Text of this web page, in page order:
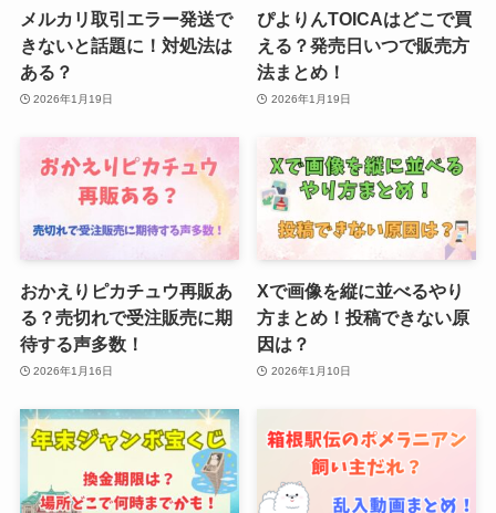
メルカリ取引エラー発送で
きないと話題に！対処法は
ある？
2026年1月19日
ぴよりんTOICAはどこで買
える？発売日いつで販売方
法まとめ！
2026年1月19日
おかえりピカチュウ再販あ
る？売切れで受注販売に期
待する声多数！
2026年1月16日
Xで画像を縦に並べるやり
方まとめ！投稿できない原
因は？
2026年1月10日